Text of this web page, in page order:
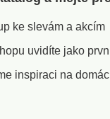
ke slevám a akcím
uvidíte jako
inspiraci na